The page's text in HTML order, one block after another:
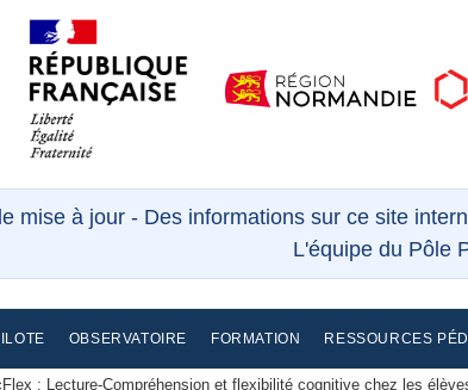
mise à jour - Des informations sur ce site
L'équipe du Pôle
OBSERVATOIRE FORMATION RESSOURCES
: Lecture-Compréhension et flexibilité cognitive chez les